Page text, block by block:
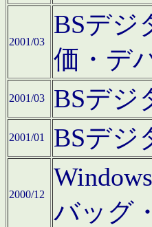
2001/03
BSデジ
価・デ
2001/03 BSデジ
2001/01 BSデジ
2000/12
バッグ